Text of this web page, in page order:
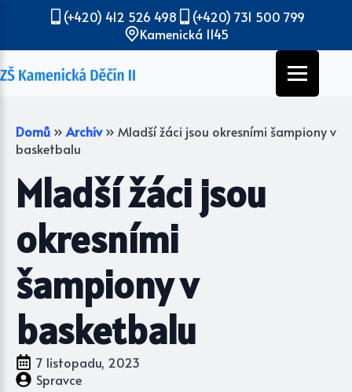
(+420) 412 526 498
(+420) 731 500 799
Kamenická 1145
Domů » Archiv » Mladší žáci jsou okresními šampiony v
basketbalu
Mladší žáci jsou
okresními
šampiony v
basketbalu
7 listopadu, 2023
Spravce